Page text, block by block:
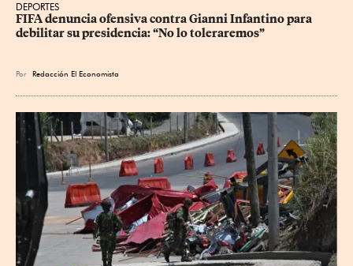
DEPORTES
FIFA denuncia ofensiva contra Gianni Infantino para
debilitar su presidencia: “No lo toleraremos”
Por Redacción El Economista